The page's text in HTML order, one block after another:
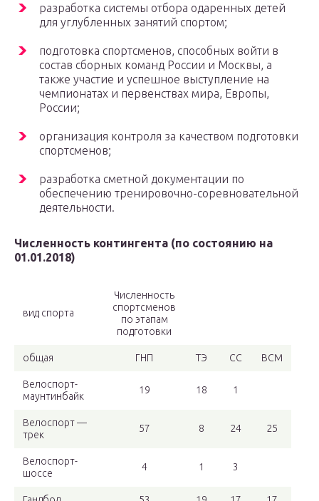
разработка системы отбора одаренных детей
для углубленных занятий спортом;
подготовка спортсменов, способных войти в
состав сборных команд России и Москвы, а
также участие и успешное выступление на
чемпионатах и первенствах мира, Европы,
России;
организация контроля за качеством подготовки
спортсменов;
разработка сметной документации по
обеспечению тренировочно-соревновательной
деятельности.
Численность контингента (по состоянию на
01.01.2018)
вид спорта
Численность
спортсменов
по этапам
подготовки
общая ГНП ТЭ СС ВСМ
Велоспорт-
маунтинбайк
19 18 1
Велоспорт —
трек
57 8 24 25
Велоспорт-
шоссе
4 1 3